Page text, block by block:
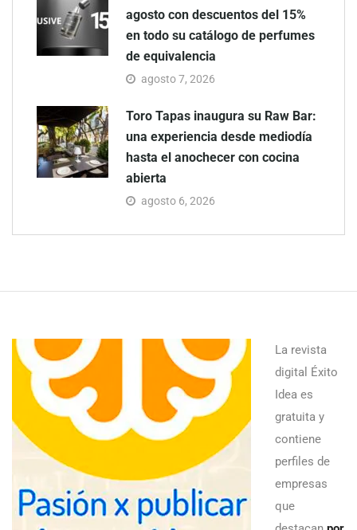
agosto con descuentos del 15%
en todo su catálogo de perfumes
de equivalencia
agosto 7, 2026
Toro Tapas inaugura su Raw Bar:
una experiencia desde mediodía
hasta el anochecer con cocina
abierta
agosto 6, 2026
La revista
digital Éxito
Idea es
gratuita y
contiene
perfiles de
empresas
que